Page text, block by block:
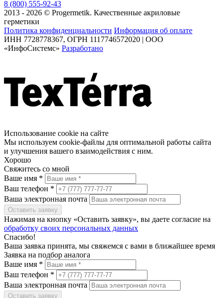
8 (800) 555-92-43
2013 - 2026 © Progermetik. Качественные акриловые
герметики
Политика конфиденциальности Информация об оплате
ИНН 7728778367, ОГРН 1117746572020 | ООО
«ИнфоСистемс» Разработано
Использование cookie на сайте
Мы используем cookie-файлы для оптимальной работы сайта
и улучшения вашего взаимодействия с ним.
Хорошо
Свяжитесь со мной
Ваше имя *
Ваш телефон *
Ваша электронная почта
Оставить заявку
Нажимая на кнопку «Оставить заявку», вы даете согласие на
обработку своих персональных данных
Спасибо!
Ваша заявка принята, мы свяжемся с вами в ближайшее время
Заявка на подбор аналога
Ваше имя *
Ваш телефон *
Ваша электронная почта
Оставить заявку